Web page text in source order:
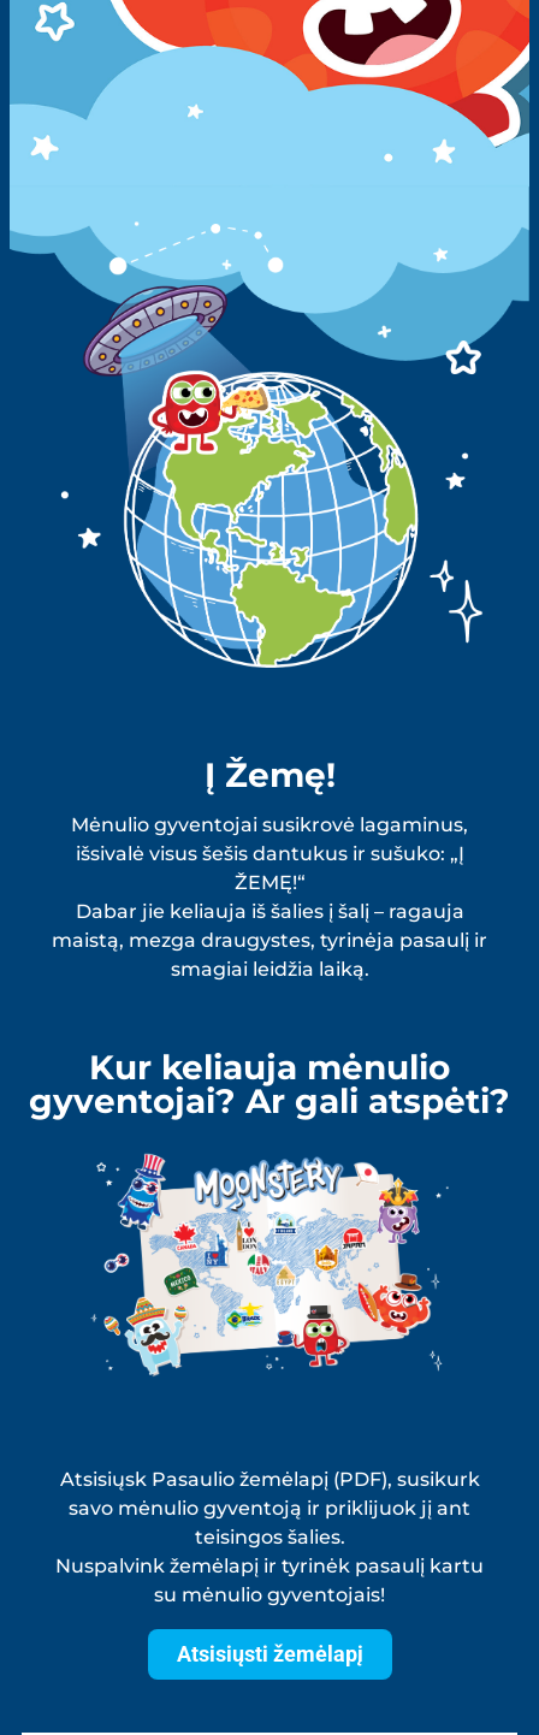
Į Žemę!
Mėnulio gyventojai susikrovė lagaminus,
išsivalė visus šešis dantukus ir sušuko: „Į
ŽEMĘ!“
Dabar jie keliauja iš šalies į šalį – ragauja
maistą, mezga draugystes, tyrinėja pasaulį ir
smagiai leidžia laiką.
Kur keliauja mėnulio
gyventojai? Ar gali atspėti?
Atsisiųsk Pasaulio žemėlapį (PDF), susikurk
savo mėnulio gyventoją ir priklijuok jį ant
teisingos šalies.
Nuspalvink žemėlapį ir tyrinėk pasaulį kartu
su mėnulio gyventojais!
Atsisiųsti žemėlapį